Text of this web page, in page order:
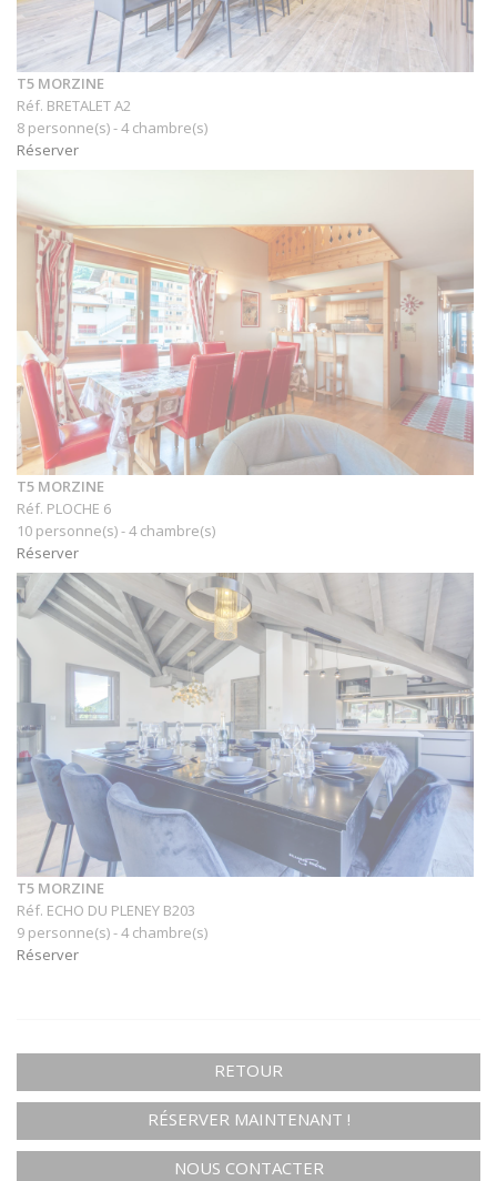
T5 MORZINE
Réf. BRETALET A2
8 personne(s) - 4 chambre(s)
Réserver
T5 MORZINE
Réf. PLOCHE 6
10 personne(s) - 4 chambre(s)
Réserver
T5 MORZINE
Réf. ECHO DU PLENEY B203
9 personne(s) - 4 chambre(s)
Réserver
RETOUR
RÉSERVER MAINTENANT !
NOUS CONTACTER